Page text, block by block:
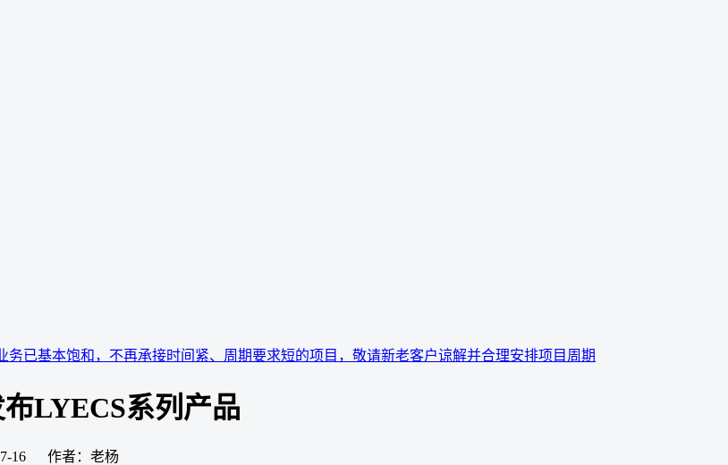
务已基本饱和，不再承接时间紧、周期要求短的项目，敬请新老客户谅解并合理安排项目周期
LYECS系列产品
07-16 作者：老杨